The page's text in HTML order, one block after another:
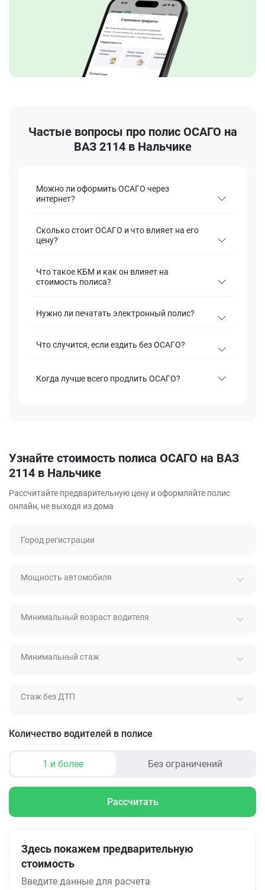
Частые вопросы про полис ОСАГО на
ВАЗ 2114 в Нальчике
Можно ли оформить ОСАГО через
интернет?
Сколько стоит ОСАГО и что влияет на его
цену?
Что такое КБМ и как он влияет на
стоимость полиса?
Нужно ли печатать электронный полис?
Что случится, если ездить без ОСАГО?
Когда лучше всего продлить ОСАГО?
Узнайте стоимость полиса ОСАГО на ВАЗ
2114 в Нальчике
Рассчитайте предварительную цену и оформляйте полис
онлайн, не выходя из дома
Город регистрации
Мощность автомобиля
Минимальный возраст водителя
Минимальный стаж
Стаж без ДТП
Количество водителей в полисе
1 и более Без ограничений
Рассчитать
Здесь покажем предварительную
стоимость
Введите данные для расчета